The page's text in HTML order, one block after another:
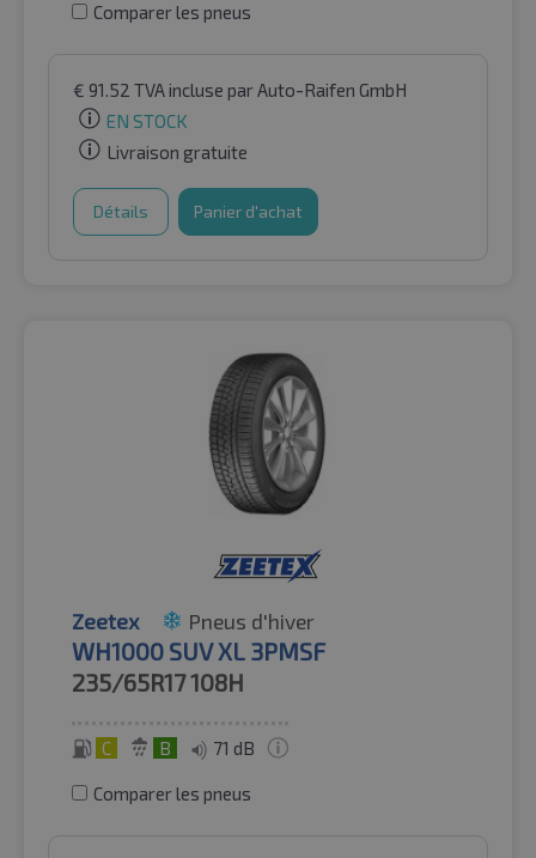
Comparer les pneus
€ 91.52 TVA incluse par Auto-Raifen GmbH
EN STOCK
Livraison gratuite
Détails Panier d'achat
Zeetex Pneus d'hiver
WH1000 SUV XL 3PMSF
235/65R17108H
C B 71 dB
Comparer les pneus